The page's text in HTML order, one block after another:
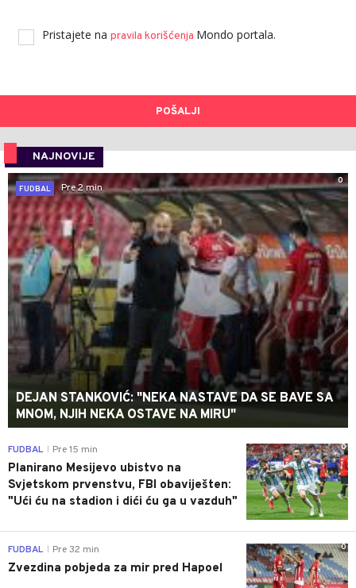
Pristajete na pravila korišćenja Mondo portala.
POŠALJI
NAJNOVIJE
0
FUDBAL
Pre 2 min
DEJAN STANKOVIĆ: "NEKA NASTAVE DA SE BAVE SA
MNOM, NJIH NEKA OSTAVE NA MIRU"
0
FUDBAL Pre 15 min
Planirano Mesijevo ubistvo na
Svjetskom prvenstvu, FBI obaviješten:
"Ući ću na stadion i dići ću ga u vazduh"
0
FUDBAL Pre 32 min
Zvezdina pobjeda za mir pred Hapoel